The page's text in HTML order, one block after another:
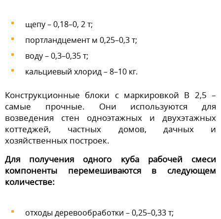
щепу – 0,18–0, 2 т;
портландцемент м 0,25–0,3 т;
воду – 0,3–0,35 т;
кальциевый хлорид – 8–10 кг.
Конструкционные блоки с маркировкой B 2,5 –
самые прочные. Они используются для
возведения стен одноэтажных и двухэтажных
коттеджей, частных домов, дачных и
хозяйственных построек.
Для получения одного куба рабочей смеси
компоненты перемешиваются в следующем
количестве:
отходы деревообработки – 0,25–0,33 т;